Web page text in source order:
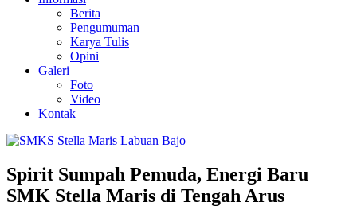
Berita
Pengumuman
Karya Tulis
Opini
Galeri
Foto
Video
Kontak
Spirit Sumpah Pemuda, Energi Baru
SMK Stella Maris di Tengah Arus